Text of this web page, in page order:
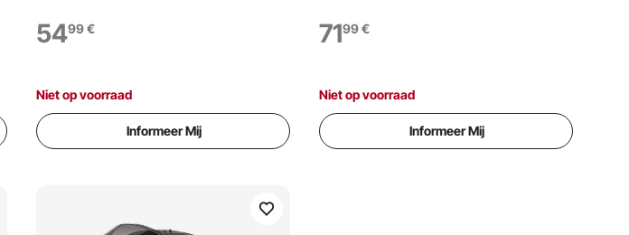
mannen en vrouwen, met Bluetooth-
luidsprekercompartiment, zwart,
5499€
Niet op voorraad
Informeer Mij
voor mannen en vrouwen, integraalhelm
met Bluetooth-
bromfietshelm
7199€
Niet op voorraad
Informeer Mij